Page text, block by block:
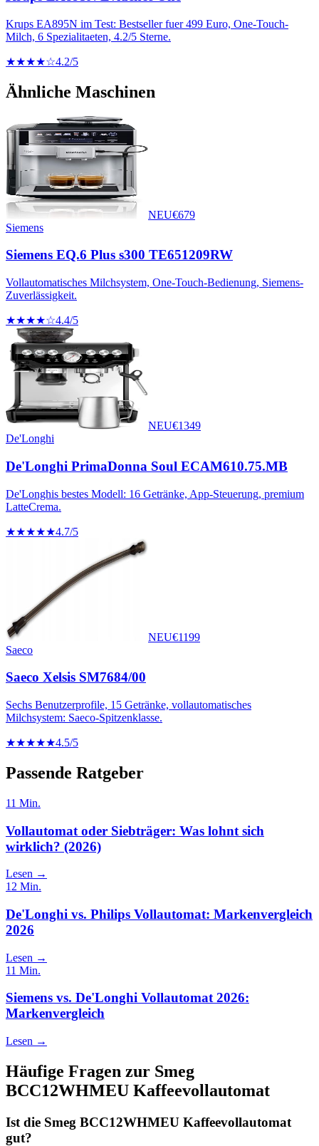
Krups EA895N im Test: Bestseller fuer 499 Euro, One-Touch-
Milch, 6 Spezialitaeten, 4.2/5 Sterne.
★★★★☆4.2/5
Ähnliche Maschinen
NEU€679
Siemens
Siemens EQ.6 Plus s300 TE651209RW
Vollautomatisches Milchsystem, One-Touch-Bedienung, Siemens-
Zuverlässigkeit.
★★★★☆4.4/5
NEU€1349
De'Longhi
De'Longhi PrimaDonna Soul ECAM610.75.MB
De'Longhis bestes Modell: 16 Getränke, App-Steuerung, premium
LatteCrema.
★★★★★4.7/5
NEU€1199
Saeco
Saeco Xelsis SM7684/00
Sechs Benutzerprofile, 15 Getränke, vollautomatisches
Milchsystem: Saeco-Spitzenklasse.
★★★★★4.5/5
Passende Ratgeber
11 Min.
Vollautomat oder Siebträger: Was lohnt sich
wirklich? (2026)
Lesen →
12 Min.
De'Longhi vs. Philips Vollautomat: Markenvergleich
2026
Lesen →
11 Min.
Siemens vs. De'Longhi Vollautomat 2026:
Markenvergleich
Lesen →
Häufige Fragen zur Smeg
BCC12WHMEU Kaffeevollautomat
Ist die Smeg BCC12WHMEU Kaffeevollautomat
gut?